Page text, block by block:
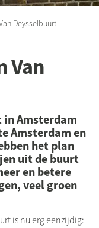
Deysselbuurt
Van
in Amsterdam
Amsterdam en
het plan
uit de buurt
en betere
veel groen
is nu erg eenzijdig: